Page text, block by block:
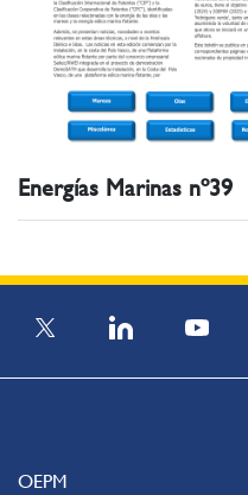
Energías Marinas nº39
OEPM